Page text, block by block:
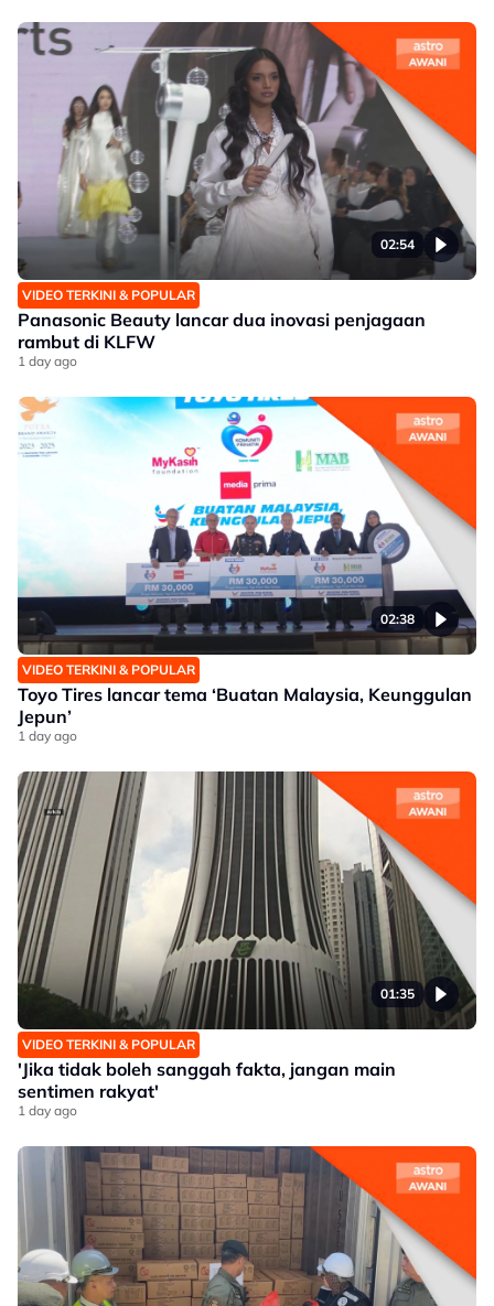
02:54
VIDEO TERKINI & POPULAR
Panasonic Beauty lancar dua inovasi penjagaan
rambut di KLFW
1 day ago
02:38
VIDEO TERKINI & POPULAR
Toyo Tires lancar tema ‘Buatan Malaysia, Keunggulan
Jepun’
1 day ago
01:35
VIDEO TERKINI & POPULAR
'Jika tidak boleh sanggah fakta, jangan main
sentimen rakyat'
1 day ago